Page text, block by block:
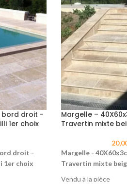
bord droit -
1er choix
droit -
1er choix
Margelle –
Travertin mixte
Margelle -
Travertin mixte
Vendu à la pièce